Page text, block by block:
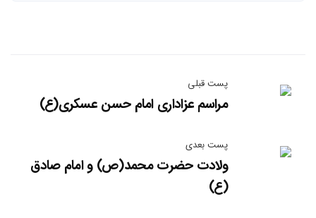
پست قبلی
مراسم عزاداری امام حسن عسکری(ع)
پست بعدی
ولادت حضرت محمد(ص) و امام صادق
(ع)